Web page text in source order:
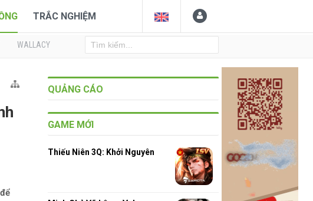
TRẮC NGHIỆM
WALLACY
QUẢNG CÁO
GAME MỚI
Thiếu Niên 3Q: Khởi Nguyên